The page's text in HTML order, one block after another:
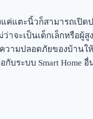
ค่แตะนิ้วก็สามารถเปิด
าจะเป็นเด็กเล็กหรือผู้สู
วามปลอดภัยของบ้าน
กับระบบ Smart Home